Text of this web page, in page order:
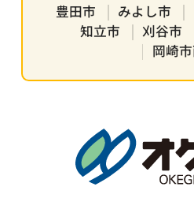
豊田市 みよし市
知立市
刈谷市
岡崎